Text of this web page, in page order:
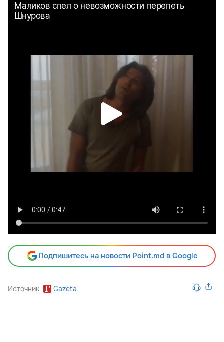
Подпишитесь на новости Point.md в Google
Источник Gazeta